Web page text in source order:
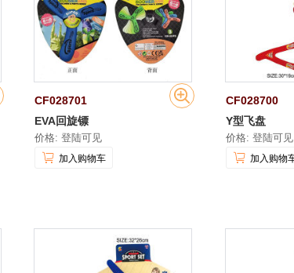
CF028701
EVA回旋镖
价格: 登陆可见
加入购物车
CF028700
Y型飞盘
价格: 登陆可见
加入购物